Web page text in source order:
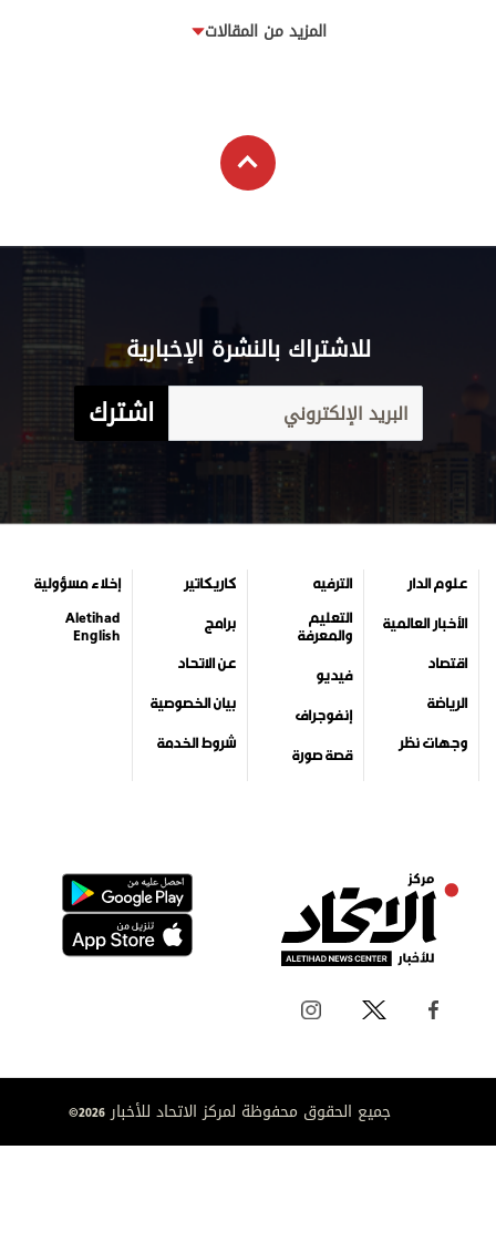
المزيد من المقالات
للاشتراك بالنشرة الإخبارية
اشترك
علوم الدار
الأخبار العالمية
اقتصاد
الرياضة
وجهات نظر
الترفيه
التعليم
والمعرفة
فيديو
إنفوجراف
قصة صورة
كاريكاتير
برامج
عن الاتحاد
بيان الخصوصية
شروط الخدمة
إخلاء مسؤولية
Aletihad
English
جميع الحقوق محفوظة لمركز الاتحاد للأخبار 2026©